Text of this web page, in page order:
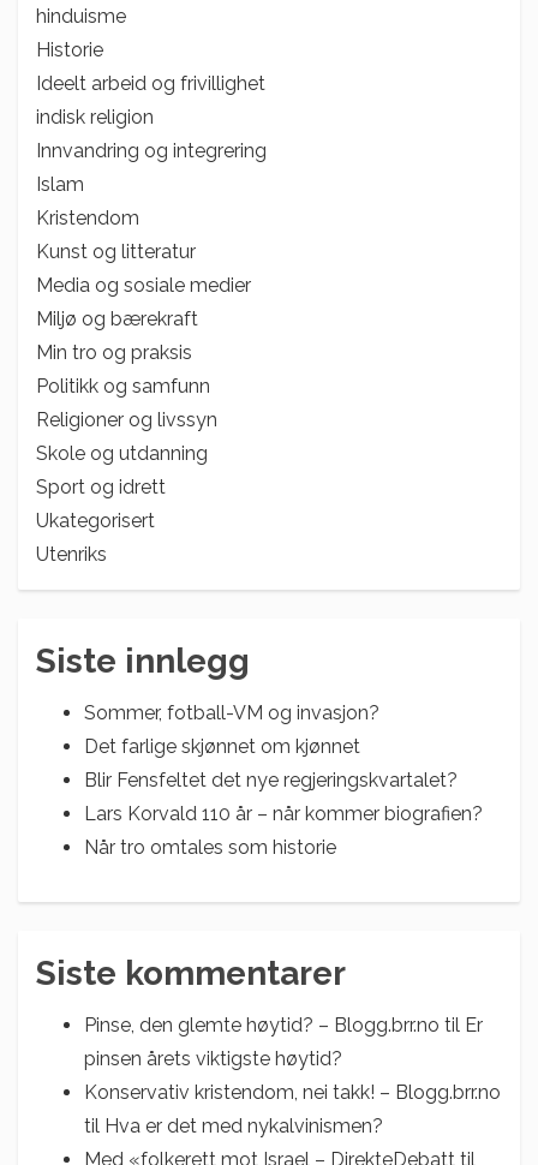
hinduisme
Historie
Ideelt arbeid og frivillighet
indisk religion
Innvandring og integrering
Islam
Kristendom
Kunst og litteratur
Media og sosiale medier
Miljø og bærekraft
Min tro og praksis
Politikk og samfunn
Religioner og livssyn
Skole og utdanning
Sport og idrett
Ukategorisert
Utenriks
Siste innlegg
Sommer, fotball-VM og invasjon?
Det farlige skjønnet om kjønnet
Blir Fensfeltet det nye regjeringskvartalet?
Lars Korvald 110 år – når kommer biografien?
Når tro omtales som historie
Siste kommentarer
Pinse, den glemte høytid? – Blogg.brr.no til Er
pinsen årets viktigste høytid?
Konservativ kristendom, nei takk! – Blogg.brr.no
til Hva er det med nykalvinismen?
Med «folkerett mot Israel – DirekteDebatt til